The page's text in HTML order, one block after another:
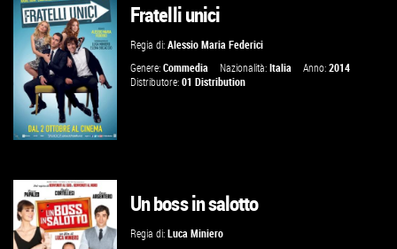
GUARDA IL TRAILER
VAI ALLA SCHEDA
VAI ALLA SCHEDA
Fratelli unici
Regia di:Alessio Maria Federici
Genere:Commedia Nazionalità:Italia Anno:2014
Distributore:01 Distribution
Un boss in salotto
Regia di:Luca Miniero